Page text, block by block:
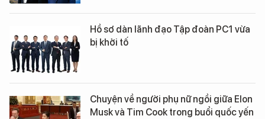
Hồ sơ dàn lãnh đạo Tập đoàn PC1 vừa
bị khởi tố
Chuyện về người phụ nữ ngồi giữa Elon
Musk và Tim Cook trong buổi quốc yến